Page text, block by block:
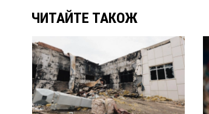
ЧИТАЙТЕ ТАКОЖ